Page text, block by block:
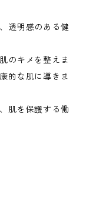
透明感のある健
のキメを整えま
的な肌に導きま
肌を保護する働